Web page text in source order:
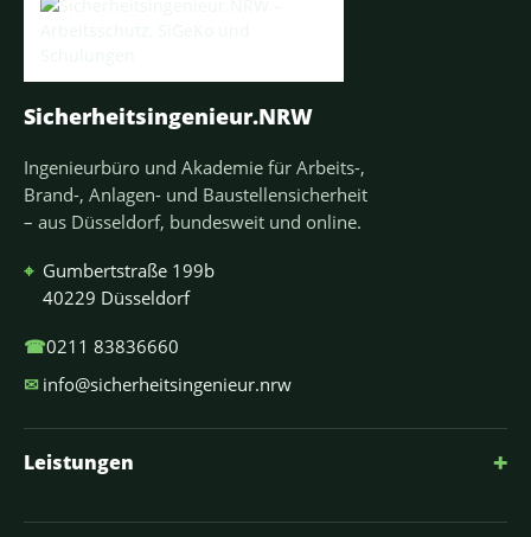
Sicherheitsingenieur.NRW
Ingenieurbüro und Akademie für Arbeits-,
Brand-, Anlagen- und Baustellensicherheit
– aus Düsseldorf, bundesweit und online.
⌖ Gumbertstraße 199b
40229 Düsseldorf
☎0211 83836660
✉ info@sicherheitsingenieur.nrw
Leistungen +